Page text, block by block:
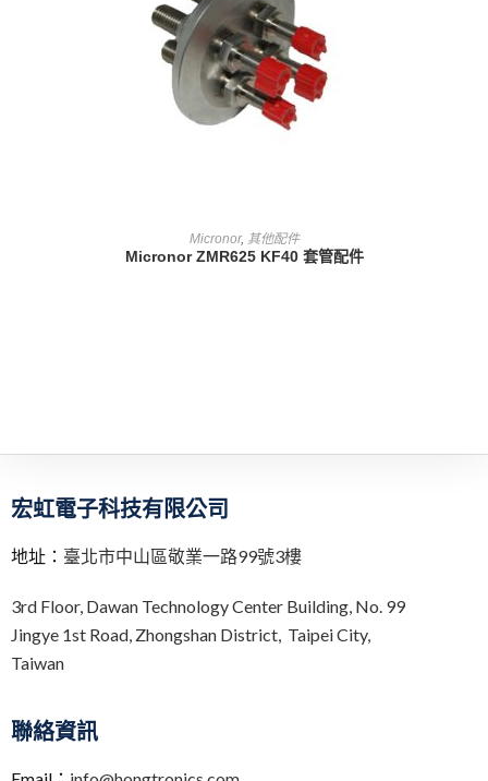
查看內容
Micronor, 其他配件
Micronor ZMR625 KF40 套管配件
宏虹電子科技有限公司
地址： 臺北市中山區敬業一路99號3樓
3rd Floor, Dawan Technology Center Building, No. 99
Jingye 1st Road, Zhongshan District, Taipei City,
Taiwan
聯絡資訊